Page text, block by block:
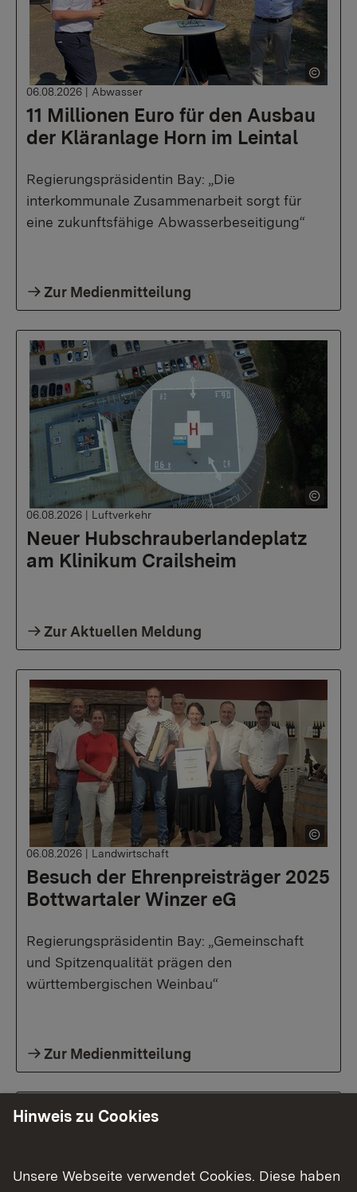
11 Millionen Euro für den Ausbau
der Kläranlage Horn im Leintal
06.08.2026 | Abwasser
Regierungspräsidentin Bay: „Die
interkommunale Zusammenarbeit sorgt für
eine zukunftsfähige Abwasserbeseitigung“
Zur Medienmitteilung
Neuer Hubschrauberlandeplatz
am Klinikum Crailsheim
06.08.2026 | Luftverkehr
Zur Aktuellen Meldung
Besuch der Ehrenpreisträger 2025
Bottwartaler Winzer eG
06.08.2026 | Landwirtschaft
Regierungspräsidentin Bay: „Gemeinschaft
und Spitzenqualität prägen den
württembergischen Weinbau“
Zur Medienmitteilung
Hinweis zu Cookies
Unsere Webseite verwendet Cookies. Diese haben